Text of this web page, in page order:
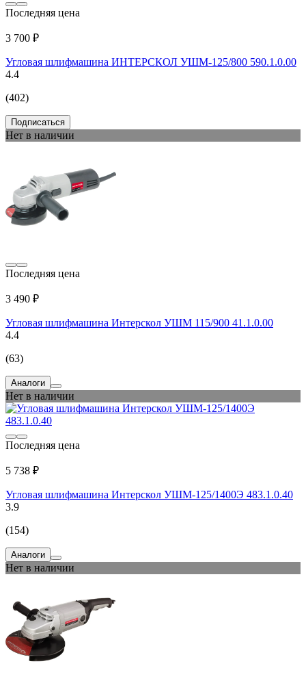
Последняя цена
3 700 ₽
Угловая шлифмашина ИНТЕРСКОЛ УШМ-125/800 590.1.0.00
4.4
(402)
Подписаться
Нет в наличии
Последняя цена
3 490 ₽
Угловая шлифмашина Интерскол УШМ 115/900 41.1.0.00
4.4
(63)
Аналоги
Нет в наличии
Последняя цена
5 738 ₽
Угловая шлифмашина Интерскол УШМ-125/1400Э 483.1.0.40
3.9
(154)
Аналоги
Нет в наличии